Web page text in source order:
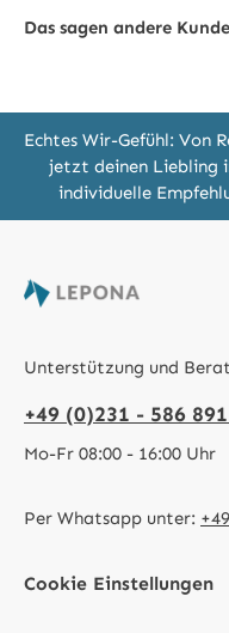
Das sagen andere
Echtes Wir-Gefühl: Von
jetzt deinen Liebling
individuelle
Unterstützung und
+49 (0)231 - 586
Mo-Fr 08:00 - 16:00 Uhr
Per Whatsapp unter:
Cookie Einstellungen